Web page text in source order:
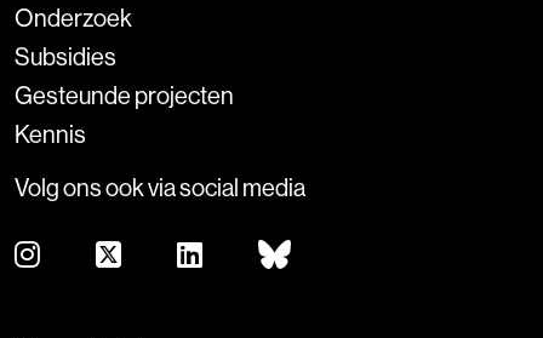
Onderzoek
Subsidies
Gesteunde projecten
Kennis
Volg ons ook via social media